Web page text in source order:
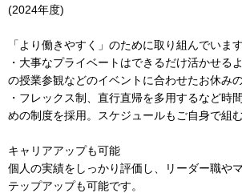
(2024年度)
「より働きやすく」のために取り組んでいます
・大事なプライベートはできるだけ活かせる
の授業参観などのイベントに合わせたお休み
・フレックス制、直行直帰を多用するなど時
めの制度を採用。スケジュールもご自身で組
キャリアアップも可能
個人の実績をしっかり評価し、リーダー職や
テップアップも可能です。